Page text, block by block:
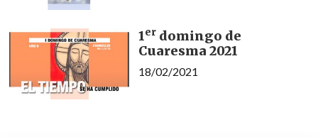
1erdomingo de
Cuaresma 2021
18/02/2021